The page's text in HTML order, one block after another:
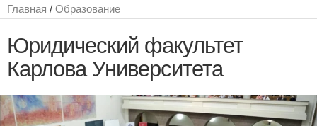
Главная / Образование
Юридический факультет
Карлова Университета